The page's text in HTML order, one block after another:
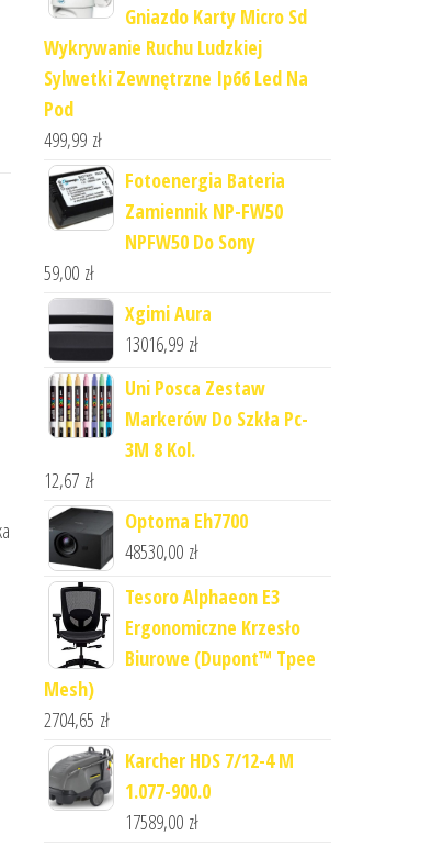
Gniazdo Karty Micro Sd
Wykrywanie Ruchu Ludzkiej
Sylwetki Zewnętrzne Ip66 Led Na
Pod
499,99 zł
Fotoenergia Bateria
Zamiennik NP-FW50
NPFW50 Do Sony
59,00 zł
Xgimi Aura
13016,99 zł
Uni Posca Zestaw
Markerów Do Szkła Pc-
3M 8 Kol.
12,67 zł
Optoma Eh7700
48530,00 zł
Tesoro Alphaeon E3
Ergonomiczne Krzesło
Biurowe (Dupont™ Tpee
Mesh)
2704,65 zł
Karcher HDS 7/12-4 M
1.077-900.0
17589,00 zł